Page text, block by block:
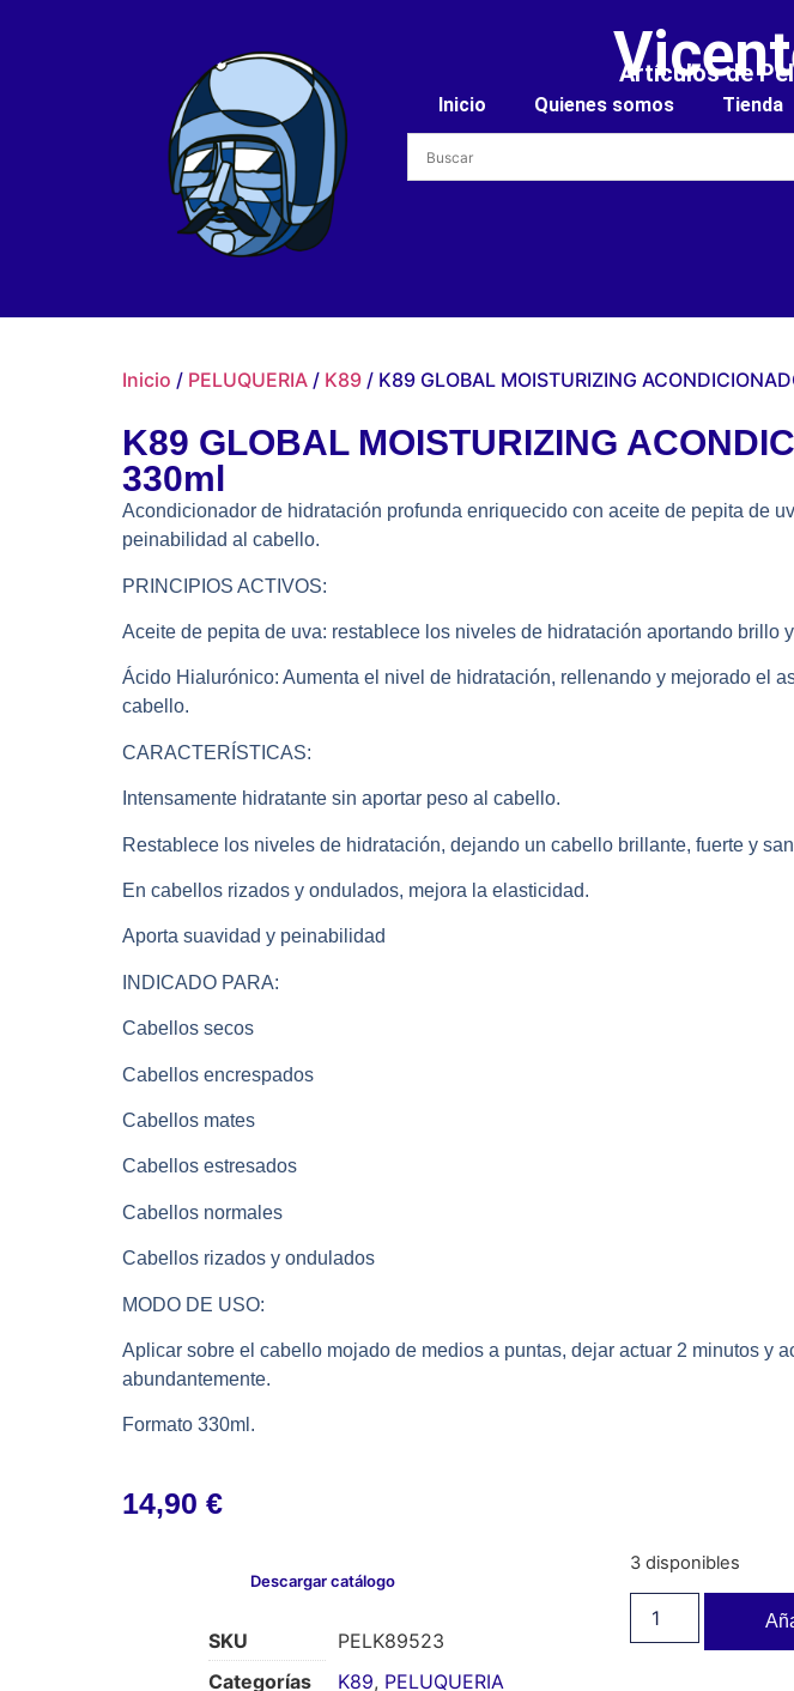
Artículos de
Inicio Quienes somos Tienda
Inicio / PELUQUERIA / K89 / K89 GLOBAL MOISTURIZING
K89 GLOBAL MOISTURIZING
330ml
Acondicionador de hidratación profunda enriquecido con aceite de pepita de
peinabilidad al cabello.
PRINCIPIOS ACTIVOS:
Aceite de pepita de uva: restablece los niveles de hidratación aportando brillo
Ácido Hialurónico: Aumenta el nivel de hidratación, rellenando y mejorado el
cabello.
CARACTERÍSTICAS:
Intensamente hidratante sin aportar peso al cabello.
Restablece los niveles de hidratación, dejando un cabello brillante, fuerte y
En cabellos rizados y ondulados, mejora la elasticidad.
Aporta suavidad y peinabilidad
INDICADO PARA:
Cabellos secos
Cabellos encrespados
Cabellos mates
Cabellos estresados
Cabellos normales
Cabellos rizados y ondulados
MODO DE USO:
Aplicar sobre el cabello mojado de medios a puntas, dejar actuar 2 minutos y
abundantemente.
Formato 330ml.
14,90 €
Descargar catálogo
SKU
PELK89523
Categorías
K89, PELUQUERIA
3 disponibles